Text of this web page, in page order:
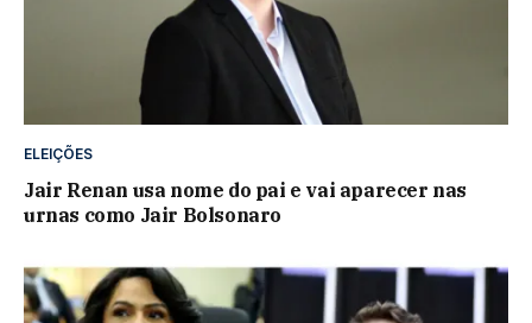
ELEIÇÕES
Jair Renan usa nome do pai e vai aparecer nas
urnas como Jair Bolsonaro